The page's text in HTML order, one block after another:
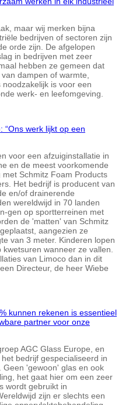
maar wij merken bijna
bedrijven of sectoren zijn
orde zijn. De afgelopen
in bedrijven met zeer
hebben ze gemeen dat
dampen of warmte,
is voor een
werk- en leefomgeving.
“Ons werk lijkt op een
voor een afzuiginstallatie in
en de meest voorkomende
Schmitz Foam Products
Het bedrijf is producent van
en/of drainerende
wereldwijd in 70 landen
gen op sportterreinen met
de 'matten' van Schmitz
aangezien ze
van 3 meter. Kinderen lopen
wanneer ze vallen.
van Limoco dan in dit
Directeur, de heer Wiebe
kunnen rekenen is essentieel
partner voor onze
AGC Glass Europe, en
bedrijf gespecialiseerd in
'gewoon' glas en ook
het gaat hier om een zeer
wordt gebruikt in
zijn er slechts een